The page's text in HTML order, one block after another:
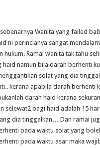
Wanita yang failed
ni perincianya sangat
hukum. Ramai wanita tak tahu
haid namun bila darah berhenti
solat yang dia
kerana apabila darah berhenti
darah haid kerana
selewat2 bagi haid adalah 15
dia tinggalkan… Dan ramai
pada waktu solat yang
pada waktu asar maka